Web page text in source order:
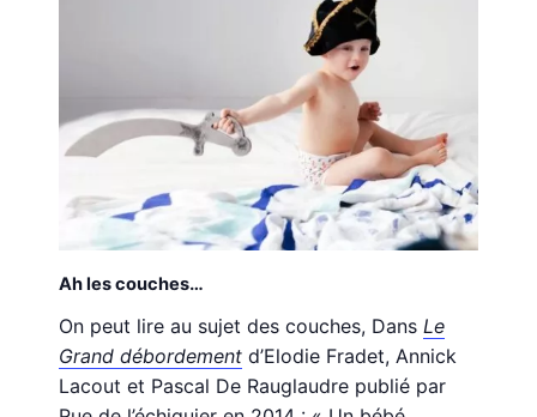
Ah les couches…
On peut lire au sujet des couches, Dans Le
Grand débordement d’Elodie Fradet, Annick
Lacout et Pascal De Rauglaudre publié par